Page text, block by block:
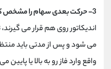
3- حرکت بعدی سهام را مشخص کنید:
اندیکاتور روی هم قرار می
می شود و پس از مدتی باید
واقع وارد فاز رو به بالا یا پایین